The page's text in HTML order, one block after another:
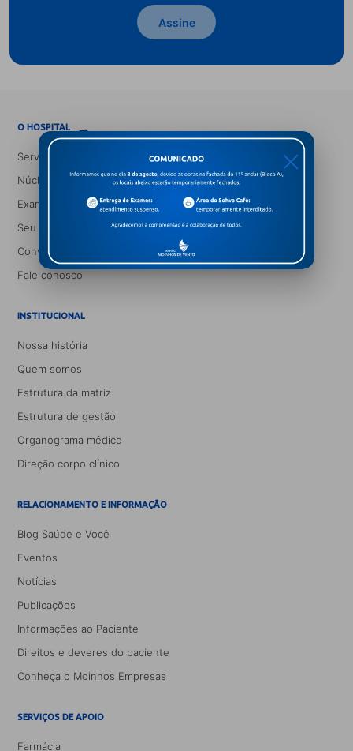
Assine
O HOSPITAL →
Serviços Médicos
Núcleos e Especialidades
Exames
Seu Médico
Convênios
Fale conosco
INSTITUCIONAL
Nossa história
Quem somos
Estrutura da matriz
Estrutura de gestão
Organograma médico
Direção corpo clínico
RELACIONAMENTO E INFORMAÇÃO
Blog Saúde e Você
Eventos
Notícias
Publicações
Informações ao Paciente
Direitos e deveres do paciente
Conheça o Moinhos Empresas
SERVIÇOS DE APOIO
Farmácia
X